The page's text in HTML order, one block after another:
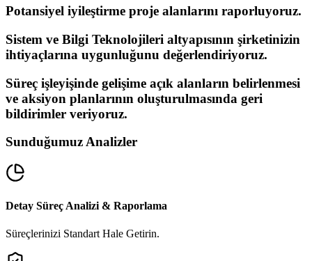
Potansiyel iyileştirme proje alanlarını raporluyoruz.
Sistem ve Bilgi Teknolojileri altyapısının şirketinizin
ihtiyaçlarına uygunluğunu değerlendiriyoruz.
Süreç işleyişinde gelişime açık alanların belirlenmesi
ve aksiyon planlarının oluşturulmasında geri
bildirimler veriyoruz.
Sunduğumuz Analizler
Detay Süreç Analizi & Raporlama
Süreçlerinizi Standart Hale Getirin.